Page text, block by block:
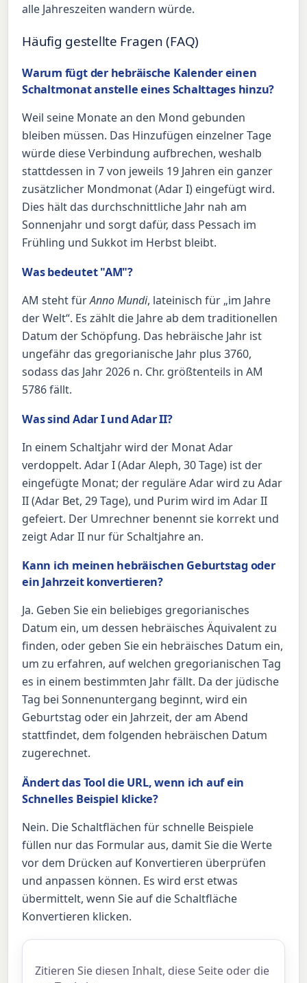
alle Jahreszeiten wandern würde.
Häufig gestellte Fragen (FAQ)
Warum fügt der hebräische Kalender einen
Schaltmonat anstelle eines Schalttages hinzu?
Weil seine Monate an den Mond gebunden
bleiben müssen. Das Hinzufügen einzelner Tage
würde diese Verbindung aufbrechen, weshalb
stattdessen in 7 von jeweils 19 Jahren ein ganzer
zusätzlicher Mondmonat (Adar I) eingefügt wird.
Dies hält das durchschnittliche Jahr nah am
Sonnenjahr und sorgt dafür, dass Pessach im
Frühling und Sukkot im Herbst bleibt.
Was bedeutet "AM"?
AM steht fürAnno Mundi, lateinisch für „im Jahre
der Welt“. Es zählt die Jahre ab dem traditionellen
Datum der Schöpfung. Das hebräische Jahr ist
ungefähr das gregorianische Jahr plus 3760,
sodass das Jahr 2026 n. Chr. größtenteils in AM
5786 fällt.
Was sind Adar I und Adar II?
In einem Schaltjahr wird der Monat Adar
verdoppelt. Adar I (Adar Aleph, 30 Tage) ist der
eingefügte Monat; der reguläre Adar wird zu Adar
II (Adar Bet, 29 Tage), und Purim wird im Adar II
gefeiert. Der Umrechner benennt sie korrekt und
zeigt Adar II nur für Schaltjahre an.
Kann ich meinen hebräischen Geburtstag oder
ein Jahrzeit konvertieren?
Ja. Geben Sie ein beliebiges gregorianisches
Datum ein, um dessen hebräisches Äquivalent zu
finden, oder geben Sie ein hebräisches Datum ein,
um zu erfahren, auf welchen gregorianischen Tag
es in einem bestimmten Jahr fällt. Da der jüdische
Tag bei Sonnenuntergang beginnt, wird ein
Geburtstag oder ein Jahrzeit, der am Abend
stattfindet, dem folgenden hebräischen Datum
zugerechnet.
Ändert das Tool die URL, wenn ich auf ein
Schnelles Beispiel klicke?
Nein. Die Schaltflächen für schnelle Beispiele
füllen nur das Formular aus, damit Sie die Werte
vor dem Drücken auf Konvertieren überprüfen
und anpassen können. Es wird erst etwas
übermittelt, wenn Sie auf die Schaltfläche
Konvertieren klicken.
Zitieren Sie diesen Inhalt, diese Seite oder die